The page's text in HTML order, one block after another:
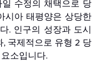
수정의 채택으로 당
시아 태평양은 상당한
. 인구의 성장과 도시
국제적으로 유형 2 당
소입니다.